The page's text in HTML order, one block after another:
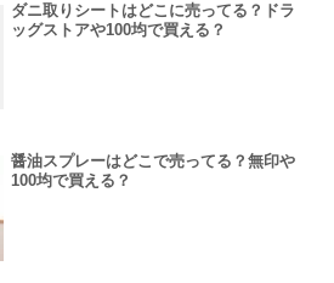
ダニ取りシートはどこに売ってる？ドラ
ッグストアや100均で買える？
醤油スプレーはどこで売ってる？無印や
100均で買える？